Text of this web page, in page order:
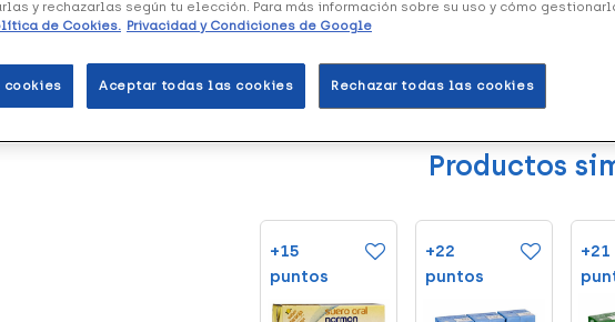
Te avisamos cuando este disponible *
Productos
+15
puntos
+22
puntos
+21
y rechazarlas según tu elección. Para más información sobre su uso y cómo
de Cookies. Privacidad y Condiciones de Google
cookies Rechazar todas las cookies
Aceptar todas las cookies